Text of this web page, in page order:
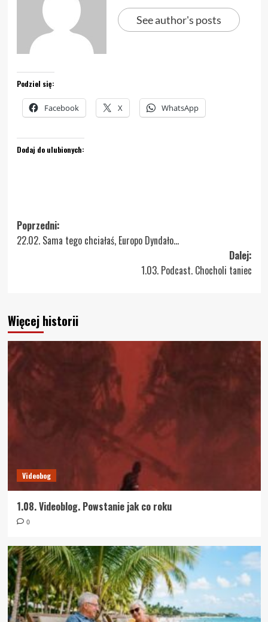
See author's posts
Podziel się:
Facebook X WhatsApp
Dodaj do ulubionych:
Zobacz
wpisy
Poprzedni:
22.02. Sama tego chciałaś, Europo Dyndało…
Dalej:
1.03. Podcast. Chocholi taniec
Więcej historii
Videobog
1.08. Videoblog. Powstanie jak co roku
0